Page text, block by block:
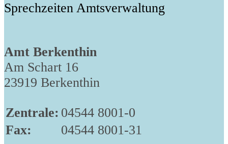
Sprechzeiten Amtsverwaltung
Amt Berkenthin
Am Schart 16
23919 Berkenthin
Zentrale: 04544 8001-0
Fax:
04544 8001-31